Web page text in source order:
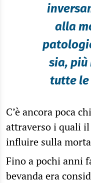
alla
sia, più
tutte le
C’è ancora poca
attraverso i quali il
influire sulla
Fino a pochi anni
bevanda era